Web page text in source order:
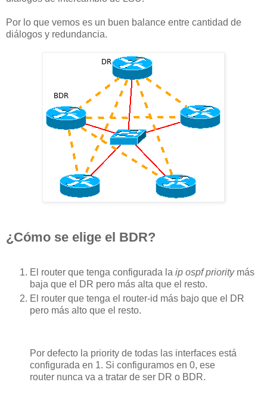
Por lo que vemos es un buen balance entre cantidad de
diálogos y redundancia.
¿Cómo se elige el BDR?
El router que tenga configurada la ip ospf prioritymás
baja que el DR pero más alta que el resto.
El router que tenga el router-id más bajo que el DR
pero más alto que el resto.
Por defecto la priority de todas las interfaces está
configurada en 1. Si configuramos en 0, ese
router nunca va a tratar de ser DR o BDR.